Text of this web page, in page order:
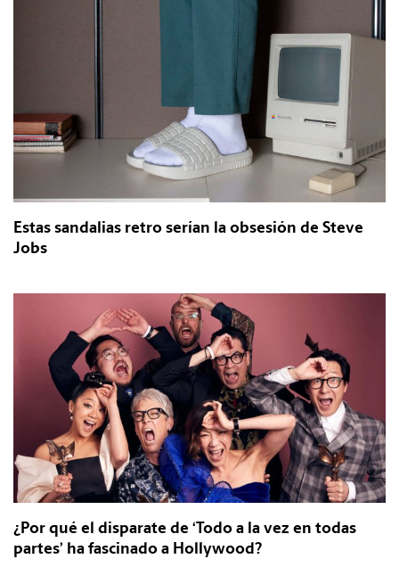
Estas sandalias retro serían la obsesión de Steve
Jobs
¿Por qué el disparate de ‘Todo a la vez en todas
partes’ ha fascinado a Hollywood?